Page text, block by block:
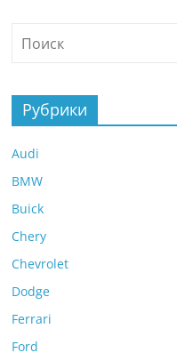
Рубрики
Audi
BMW
Buick
Chery
Chevrolet
Dodge
Ferrari
Ford